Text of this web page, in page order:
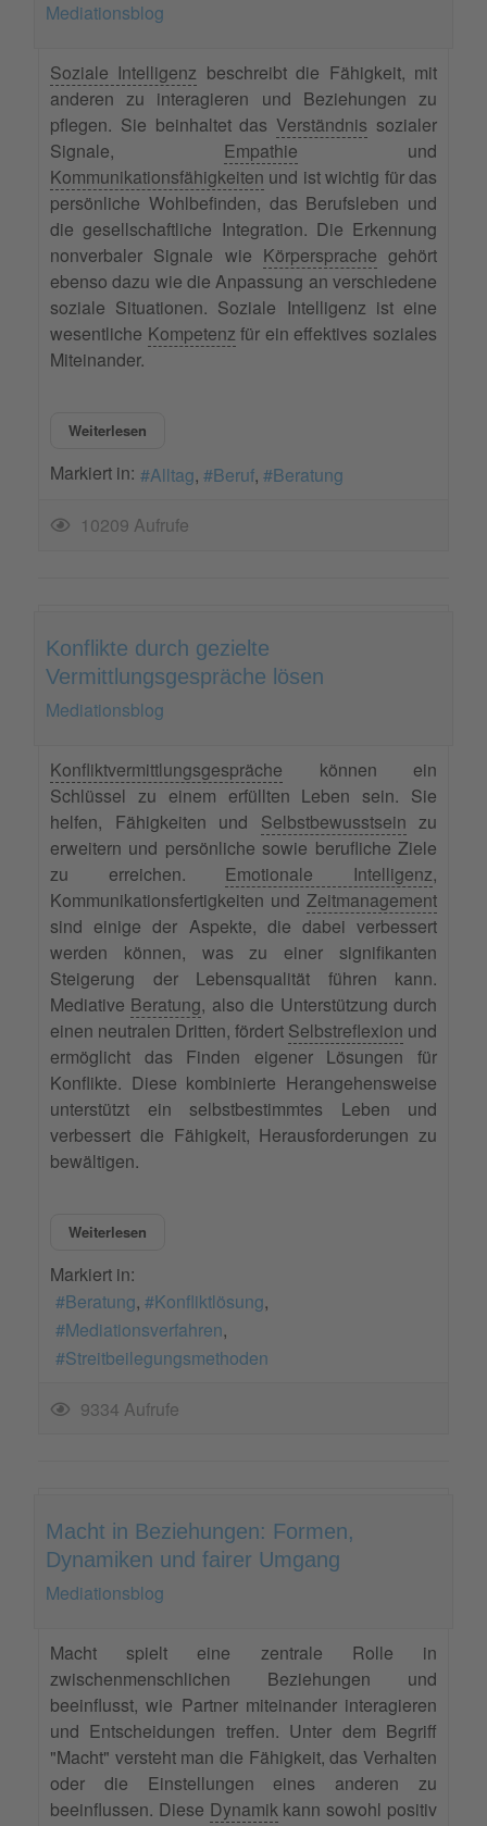
Mediationsblog
Soziale Intelligenz beschreibt die Fähigkeit, mit
anderen zu interagieren und Beziehungen zu
pflegen. Sie beinhaltet das Verständnis sozialer
Signale, Empathie und
Kommunikationsfähigkeiten und ist wichtig für das
persönliche Wohlbefinden, das Berufsleben und
die gesellschaftliche Integration. Die Erkennung
nonverbaler Signale wie Körpersprache gehört
ebenso dazu wie die Anpassung an verschiedene
soziale Situationen. Soziale Intelligenz ist eine
wesentliche Kompetenz für ein effektives soziales
Miteinander.
Weiterlesen
Markiert in: Alltag Beruf Beratung
10209 Aufrufe
Konflikte durch gezielte
Vermittlungsgespräche lösen
Mediationsblog
Konfliktvermittlungsgespräche können ein
Schlüssel zu einem erfüllten Leben sein. Sie
helfen, Fähigkeiten und Selbstbewusstsein zu
erweitern und persönliche sowie berufliche Ziele
zu erreichen. Emotionale Intelligenz,
Kommunikationsfertigkeiten und Zeitmanagement
sind einige der Aspekte, die dabei verbessert
werden können, was zu einer signifikanten
Steigerung der Lebensqualität führen kann.
Mediative Beratung, also die Unterstützung durch
einen neutralen Dritten, fördert Selbstreflexion und
ermöglicht das Finden eigener Lösungen für
Konflikte. Diese kombinierte Herangehensweise
unterstützt ein selbstbestimmtes Leben und
verbessert die Fähigkeit, Herausforderungen zu
bewältigen.
Weiterlesen
Markiert in:
Beratung
Konfliktlösung
Mediationsverfahren
Streitbeilegungsmethoden
9334 Aufrufe
Macht in Beziehungen: Formen,
Dynamiken und fairer Umgang
Mediationsblog
Macht spielt eine zentrale Rolle in
zwischenmenschlichen Beziehungen und
beeinflusst, wie Partner miteinander interagieren
und Entscheidungen treffen. Unter dem Begriff
"Macht" versteht man die Fähigkeit, das Verhalten
oder die Einstellungen eines anderen zu
beeinflussen. Diese Dynamikkann sowohl positiv